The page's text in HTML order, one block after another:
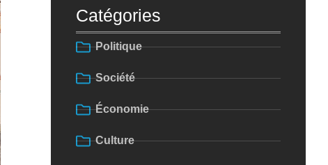
Catégories
Politique
Société
Économie
Culture